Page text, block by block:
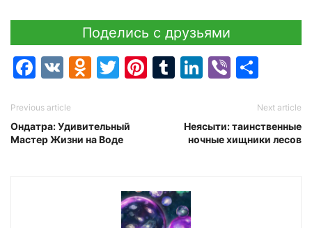
Поделись с друзьями
Facebook
VK Odnoklassniki
Twitter
Pinterest
Tumblr
LinkedIn
Viber
Previous article
Ондатра: Удивительный
Мастер Жизни на Воде
Next article
Неясыти: таинственные
ночные хищники лесов